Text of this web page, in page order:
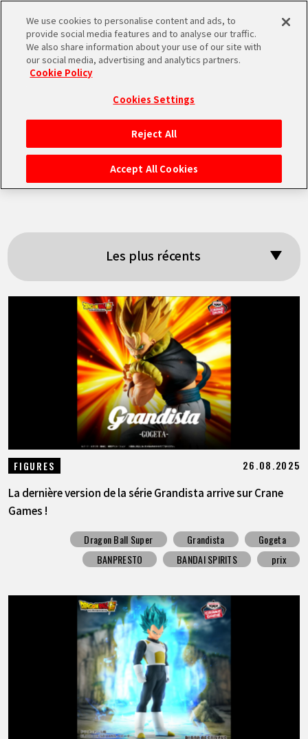
MEN
ACCUEIL
NEWS
À NE PAS MANQUER
VIDÉOS
ARTICLES
À PROPOS
LANGUAGE
JP
EN FR DE ES
Résultats de la
recherche:
「BANPRESTO」
Les plus récents
FIGURES 26.08.2025
La dernière version de la série Grandista arrive sur Crane
Games !
Dragon Ball Super Grandista
Gogeta
BANPRESTO
BANDAI SPIRITS prix
We use cookies to personalise content and ads, to
provide social media features and to analyse our traffic.
We also share information about your use of our site with
our social media, advertising and analytics partners.
Cookie Policy
Cookies Settings
Reject All
Accept All Cookies